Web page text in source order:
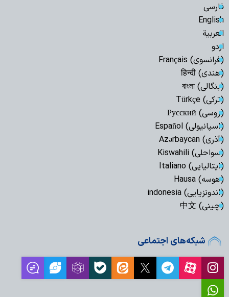
فارسی
English
العربیة
اردو
(فرانسوی) Français
(هندی) हिन्दी
(بنگالی) বাংলা
(ترکی) Türkçe
(روسی) Русский
(اسپانیولی) Español
(آذری) Azərbaycan
(سواحلی) Kiswahili
(ایتالیایی) Italiano
(هوسه) Hausa
(اندونزیایی) indonesia
(چینی) 中文
شبکه‌های اجتماعی